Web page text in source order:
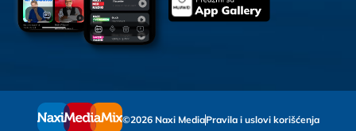
©2026 Naxi MediaPravila i uslovi korišćenja